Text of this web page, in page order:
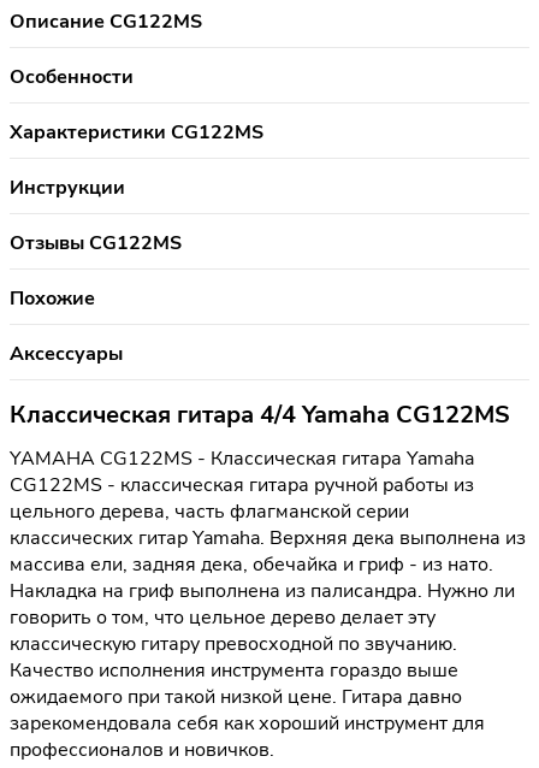
Описание CG122MS
Особенности
Характеристики CG122MS
Инструкции
Отзывы CG122MS
Похожие
Аксессуары
Классическая гитара 4/4 Yamaha CG122MS
YAMAHA CG122MS - Классическая гитара Yamaha
CG122MS - классическая гитара ручной работы из
цельного дерева, часть флагманской серии
классических гитар Yamaha. Верхняя дека выполнена из
массива ели, задняя дека, обечайка и гриф - из нато.
Накладка на гриф выполнена из палисандра. Нужно ли
говорить о том, что цельное дерево делает эту
классическую гитару превосходной по звучанию.
Качество исполнения инструмента гораздо выше
ожидаемого при такой низкой цене. Гитара давно
зарекомендовала себя как хороший инструмент для
профессионалов и новичков.